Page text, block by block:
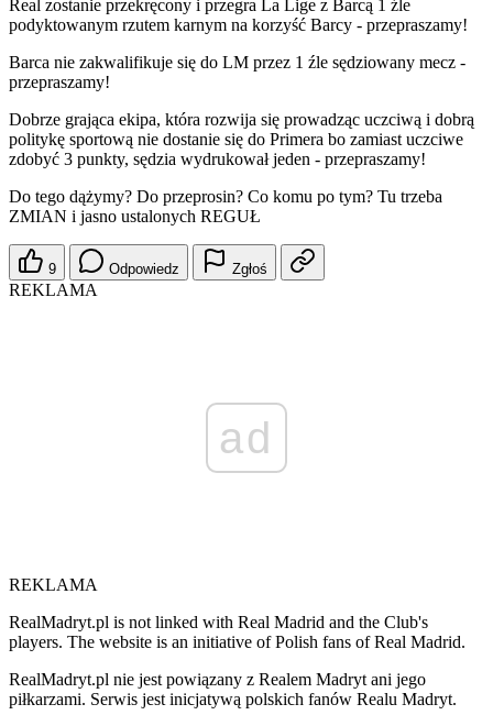
Real zostanie przekręcony i przegra La Lige z Barcą 1 źle
podyktowanym rzutem karnym na korzyść Barcy - przepraszamy!
Barca nie zakwalifikuje się do LM przez 1 źle sędziowany mecz -
przepraszamy!
Dobrze grająca ekipa, która rozwija się prowadząc uczciwą i dobrą
politykę sportową nie dostanie się do Primera bo zamiast uczciwe
zdobyć 3 punkty, sędzia wydrukował jeden - przepraszamy!
Do tego dążymy? Do przeprosin? Co komu po tym? Tu trzeba
ZMIAN i jasno ustalonych REGUŁ
9 Odpowiedz Zgłoś
REKLAMA
ad
REKLAMA
RealMadryt.pl is not linked with Real Madrid and the Club's
players. The website is an initiative of Polish fans of Real Madrid.
RealMadryt.pl nie jest powiązany z Realem Madryt ani jego
piłkarzami. Serwis jest inicjatywą polskich fanów Realu Madryt.